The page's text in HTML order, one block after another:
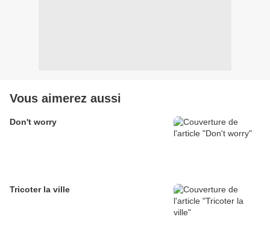
Vous aimerez aussi
Don't worry
Tricoter la ville